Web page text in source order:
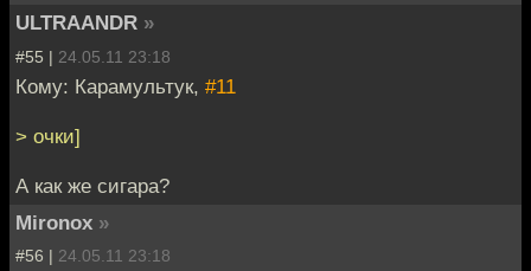
ULTRAANDR »
#55 | 24.05.11 23:18
Кому: Карамультук, #11
> очки]
А как же сигара?
Mironox »
#56 | 24.05.11 23:18